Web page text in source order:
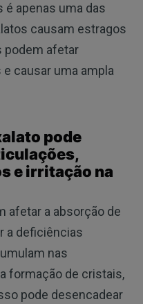
apenas uma das
causam estragos
podem afetar
causar uma ampla
pode
e irritação na
afetar a absorção de
a deficiências
nas
formação de cristais,
pode desencadear